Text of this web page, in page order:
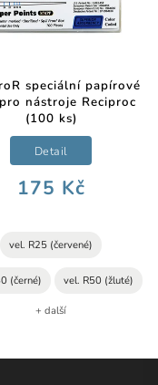
speciální papírové
nástroje Reciproc
(100 ks)
175 Kč
Detail
vel. R25 (červené)
(černé) vel. R50 (žluté)
+ další